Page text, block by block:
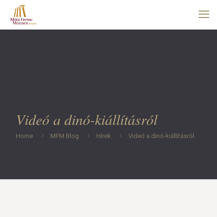
Videó a dinó-kiállításról
Home MFM Blog Hírek Videó a dinó-kiállításról